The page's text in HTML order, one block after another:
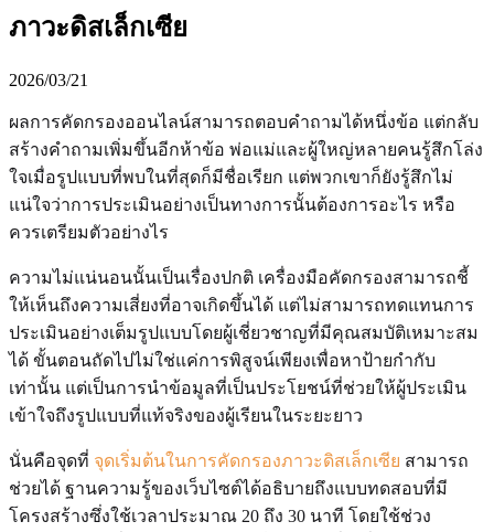
ภาวะดิสเล็กเซีย
2026/03/21
ผลการคัดกรองออนไลน์สามารถตอบคำถามได้หนึ่งข้อ แต่กลับ
สร้างคำถามเพิ่มขึ้นอีกห้าข้อ พ่อแม่และผู้ใหญ่หลายคนรู้สึกโล่ง
ใจเมื่อรูปแบบที่พบในที่สุดก็มีชื่อเรียก แต่พวกเขาก็ยังรู้สึกไม่
แน่ใจว่าการประเมินอย่างเป็นทางการนั้นต้องการอะไร หรือ
ควรเตรียมตัวอย่างไร
ความไม่แน่นอนนั้นเป็นเรื่องปกติ เครื่องมือคัดกรองสามารถชี้
ให้เห็นถึงความเสี่ยงที่อาจเกิดขึ้นได้ แต่ไม่สามารถทดแทนการ
ประเมินอย่างเต็มรูปแบบโดยผู้เชี่ยวชาญที่มีคุณสมบัติเหมาะสม
ได้ ขั้นตอนถัดไปไม่ใช่แค่การพิสูจน์เพียงเพื่อหาป้ายกำกับ
เท่านั้น แต่เป็นการนำข้อมูลที่เป็นประโยชน์ที่ช่วยให้ผู้ประเมิน
เข้าใจถึงรูปแบบที่แท้จริงของผู้เรียนในระยะยาว
นั่นคือจุดที่ จุดเริ่มต้นในการคัดกรองภาวะดิสเล็กเซีย สามารถ
ช่วยได้ ฐานความรู้ของเว็บไซต์ได้อธิบายถึงแบบทดสอบที่มี
โครงสร้างซึ่งใช้เวลาประมาณ 20 ถึง 30 นาที โดยใช้ช่วง